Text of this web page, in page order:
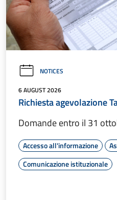
NOTICES
6 AUGUST 2026
Richiesta agevolazione
Domande entro il 31
Accesso all'informazione
Comunicazione istituzionale